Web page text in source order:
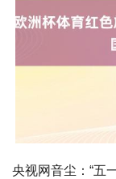
央视网音尘：“五